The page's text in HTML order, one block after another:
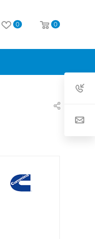
0 0